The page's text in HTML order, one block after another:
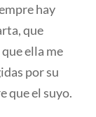
hay
que
ella me
por su
que el suyo.